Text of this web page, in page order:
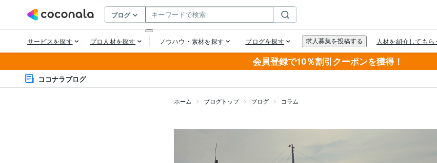
会員登録で10％割引クーポンを獲得！
ココナラブログ
ホーム ブログトップ ブログ コラム